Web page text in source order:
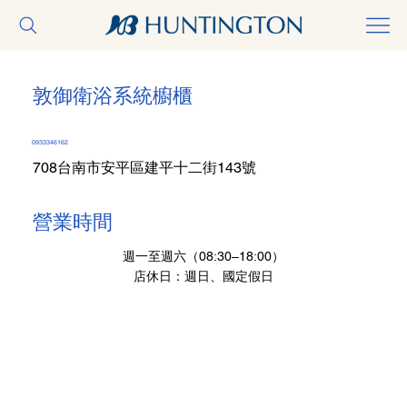
營業時間
週一至週六（08:30–18:00）
店休日：週日、國定假日
敦御衛浴系統櫥櫃
0933346162
708台南市安平區建平十二街143號